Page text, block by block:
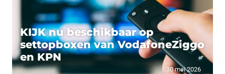
KIJK nu beschikbaar op
settopboxen van VodafoneZiggo
en KPN
30 mei 2026